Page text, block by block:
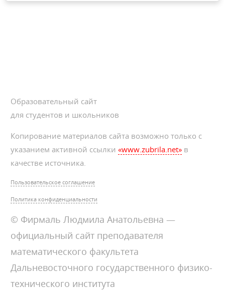
Образовательный сайт
для студентов и школьников
Копирование материалов сайта возможно только с
указанием активной ссылки«www.zubrila.net» в
качестве источника.
Пользовательское соглашение
Политика конфиденциальности
© Фирмаль Людмила Анатольевна —
официальный сайт преподавателя
математического факультета
Дальневосточного государственного физико-
технического института